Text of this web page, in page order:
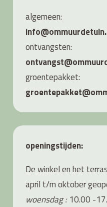
algemeen:
ontvangsten:
groentepakket:
openingstijden:
De winkel en het
april t/m oktober
woensdag :10.00 -